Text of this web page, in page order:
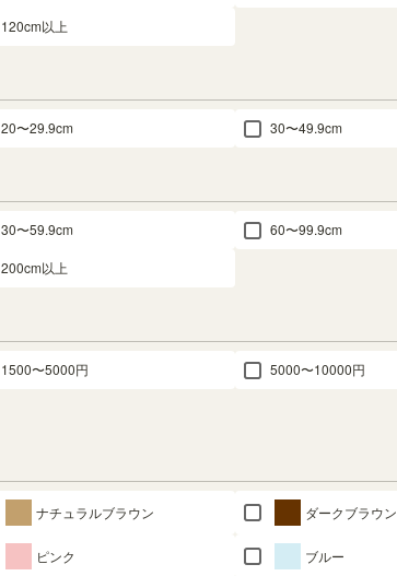
120cm以上
20〜29.9cm 30〜49.9cm
30〜59.9cm 60〜99.9cm
200cm以上
1500〜5000円 5000〜10000円
ナチュラルブラウン ダークブラウン
ピンク ブルー